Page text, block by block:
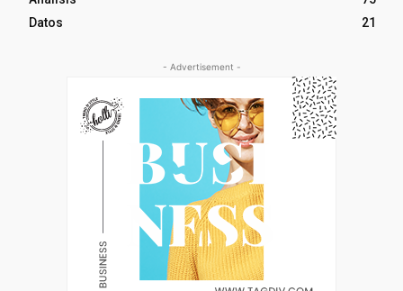
Datos
21
- Advertisement -